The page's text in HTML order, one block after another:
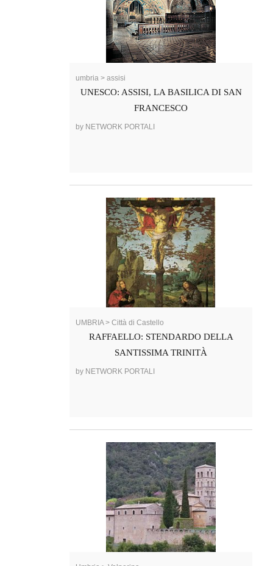
umbria > assisi
UNESCO: ASSISI, LA BASILICA DI SAN
FRANCESCO
by NETWORK PORTALI
UMBRIA > Città di Castello
RAFFAELLO: STENDARDO DELLA
SANTISSIMA TRINITÀ
by NETWORK PORTALI